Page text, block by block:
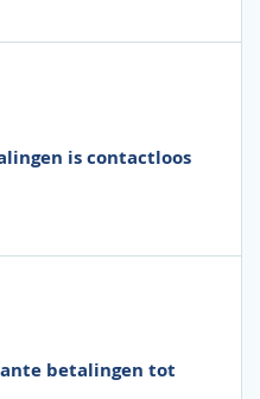
is contactloos
betalingen tot